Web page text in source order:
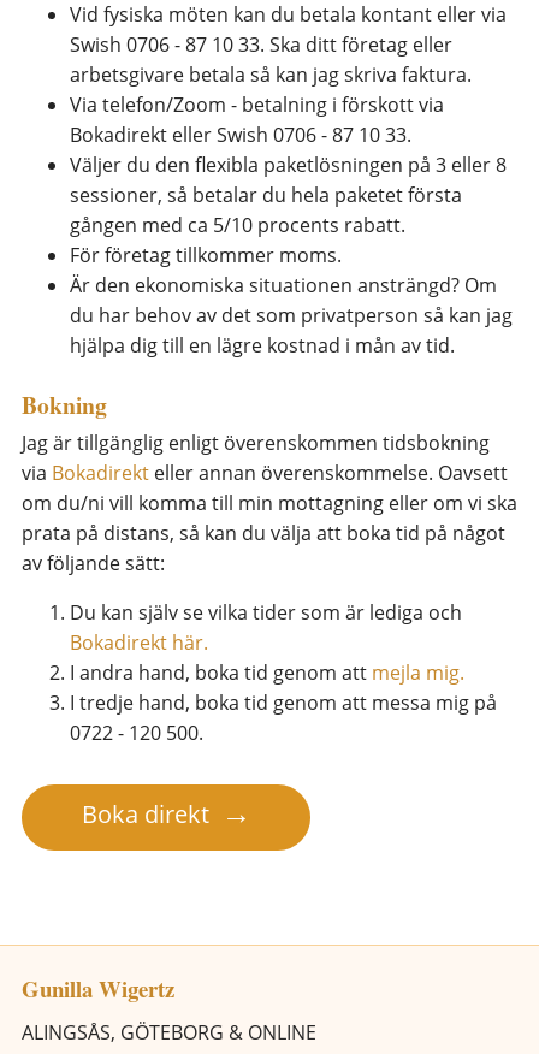
Vid fysiska möten kan du betala kontant eller via
Swish 0706 - 87 10 33. Ska ditt företag eller
arbetsgivare betala så kan jag skriva faktura.
Via telefon/Zoom - betalning i förskott via
Bokadirekt eller Swish 0706 - 87 10 33.
Väljer du den flexibla paketlösningen på 3 eller 8
sessioner, så betalar du hela paketet första
gången med ca 5/10 procents rabatt.
För företag tillkommer moms.
Är den ekonomiska situationen ansträngd? Om
du har behov av det som privatperson så kan jag
hjälpa dig till en lägre kostnad i mån av tid.
Bokning
Jag är tillgänglig enligt överenskommen tidsbokning
via Bokadirekt eller annan överenskommelse. Oavsett
om du/ni vill komma till min mottagning eller om vi ska
prata på distans, så kan du välja att boka tid på något
av följande sätt:
Du kan själv se vilka tider som är lediga och
Bokadirekt här.
I andra hand, boka tid genom att mejla mig.
I tredje hand, boka tid genom att messa mig på
0722 - 120 500.
Boka direkt
Gunilla Wigertz
ALINGSÅS, GÖTEBORG & ONLINE